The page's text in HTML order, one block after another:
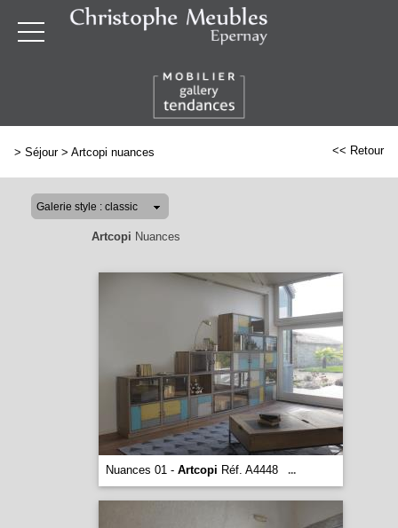
> Séjour> Artcopi nuances << Retour
Artcopi Nuances
Nuances 01 - Artcopi Réf. A4448 ...